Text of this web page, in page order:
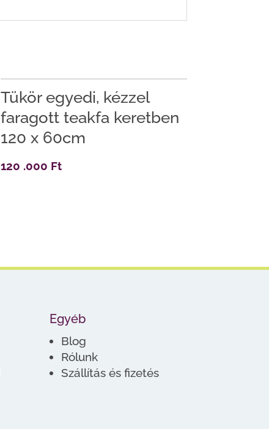
Tükör egyedi, kézzel
faragott teakfa keretben
120 x 60cm
120 .000 Ft
Egyéb
Blog
Rólunk
Szállítás és fizetés